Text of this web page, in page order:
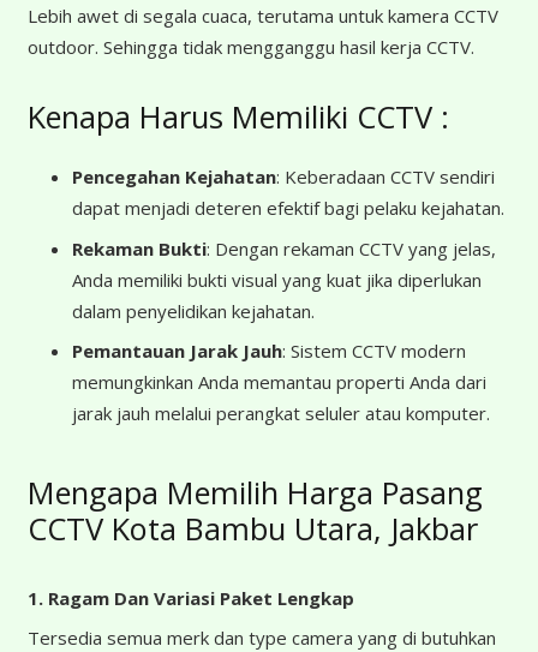
Lebih awet di segala cuaca, terutama untuk kamera CCTV
outdoor. Sehingga tidak mengganggu hasil kerja CCTV.
Kenapa Harus Memiliki CCTV :
Pencegahan Kejahatan: Keberadaan CCTV sendiri
dapat menjadi deteren efektif bagi pelaku kejahatan.
Rekaman Bukti: Dengan rekaman CCTV yang jelas,
Anda memiliki bukti visual yang kuat jika diperlukan
dalam penyelidikan kejahatan.
Pemantauan Jarak Jauh: Sistem CCTV modern
memungkinkan Anda memantau properti Anda dari
jarak jauh melalui perangkat seluler atau komputer.
Mengapa Memilih Harga Pasang
CCTV Kota Bambu Utara, Jakbar
1. Ragam Dan Variasi Paket Lengkap
Tersedia semua merk dan type camera yang di butuhkan